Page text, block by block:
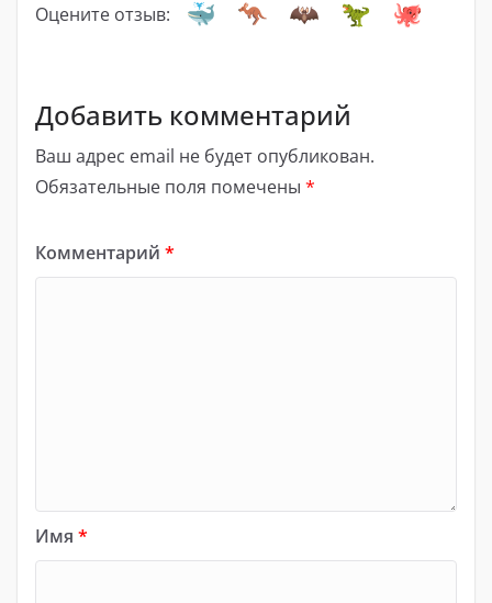
Оцените отзыв:
Добавить комментарий
Ваш адрес email не будет опубликован.
Обязательные поля помечены *
Комментарий *
Имя *